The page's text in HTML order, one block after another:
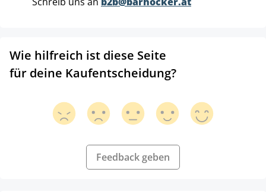
Wie hilfreich ist diese Seite
für deine Kaufentscheidung?
Feedback geben